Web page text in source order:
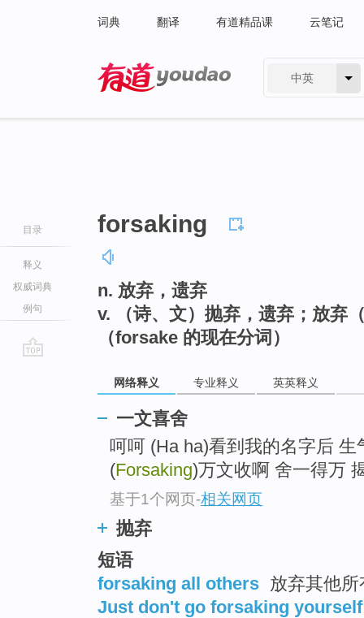
词典 翻译 有道精品课 云笔记
中英
目录
释义
权威词典
例句
forsaking
n. 放弃，遗弃
v. （诗、文）抛弃，遗弃；放弃
（forsake 的现在分词）
网络释义 专业释义 英英释义
一文喜舍
呵呵 (Ha ha)看到我的名字后 生
(Forsaking)万文收啊 舍一得万
基于1个网页-相关网页
抛弃
短语
forsaking all others 放弃其他
Just don't go forsaking yourself